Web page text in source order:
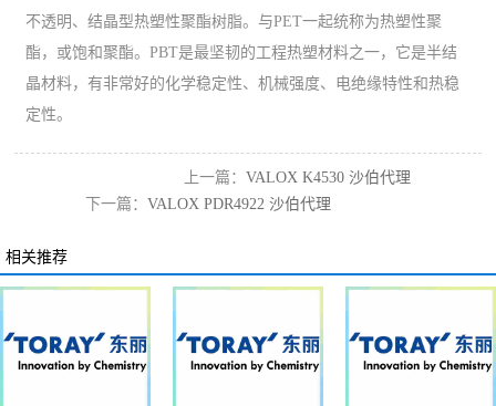
不透明、结晶型热塑性聚酯树脂。与PET一起统称为热塑性聚
酯，或饱和聚酯。PBT是最坚韧的工程热塑材料之一，它是半结
晶材料，有非常好的化学稳定性、机械强度、电绝缘特性和热稳
定性。
上一篇：VALOX K4530 沙伯代理
下一篇： VALOX PDR4922 沙伯代理
相关推荐